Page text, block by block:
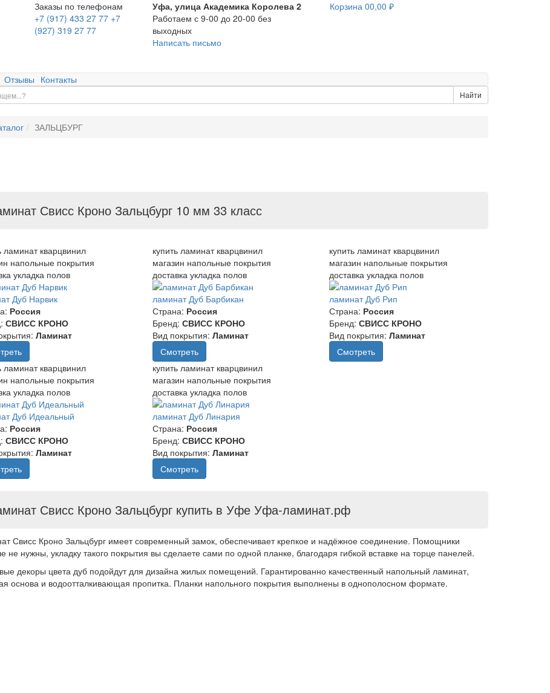
Заказы по телефонам
+7 (917) 433 27 77 +7
(927) 319 27 77
Уфа, улица Академика Королева 2
Работаем с 9-00 до 20-00 без
выходных
Написать письмо
Корзина 00,00 ₽
Отзывы Контакты
Найти
ЗАЛЬЦБУРГ
Свисс Кроно Зальцбург 10 мм 33 класс
ламинат кварцвинил
напольные покрытия
укладка полов
Дуб Нарвик
Россия
СВИСС КРОНО
Ламинат
купить ламинат кварцвинил
магазин напольные покрытия
доставка укладка полов
ламинат Дуб Барбикан
Страна: Россия
Бренд: СВИСС КРОНО
Вид покрытия: Ламинат
Смотреть
купить ламинат кварцвинил
магазин напольные покрытия
доставка укладка полов
ламинат Дуб Рип
Страна: Россия
Бренд:СВИСС КРОНО
Вид покрытия:Ламинат
Смотреть
ламинат кварцвинил
напольные покрытия
укладка полов
Дуб Идеальный
Россия
СВИСС КРОНО
Ламинат
купить ламинат кварцвинил
магазин напольные покрытия
доставка укладка полов
ламинат Дуб Линария
Страна: Россия
Бренд: СВИСС КРОНО
Вид покрытия: Ламинат
Смотреть
Свисс Кроно Зальцбург купить в Уфе Уфа-ламинат.рф
Свисс Кроно Зальцбург имеет современный замок, обеспечивает крепкое и надёжное соединение. Помощники
не нужны, укладку такого покрытия вы сделаете сами по одной планке, благодаря гибкой вставке на торце панелей.
декоры цвета дуб подойдут для дизайна жилых помещений. Гарантированно качественный напольный ламинат,
основа и водоотталкивающая пропитка. Планки напольного покрытия выполнены в однополосном формате.